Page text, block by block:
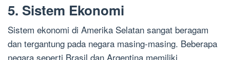
5. Sistem Ekonomi
Sistem ekonomi di Amerika Selatan sangat beragam
dan tergantung pada negara masing-masing. Beberapa
negara seperti Brasil dan Argentina memiliki